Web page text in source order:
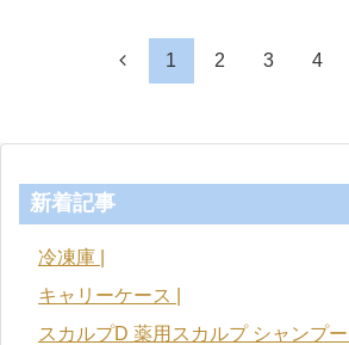
1 2 3 4
新着記事
冷凍庫 |
キャリーケース |
スカルプD 薬用スカルプ シャンプー |